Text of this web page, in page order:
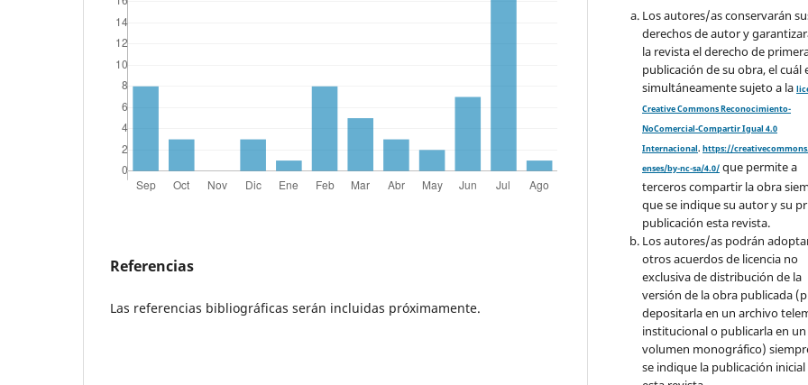
Referencias
Las referencias bibliográficas serán incluidas próximamente.
Los autores/as conservarán
derechos de autor y
la revista el derecho de
publicación de su obra, el cuál
simultáneamente sujeto a la
Creative Commons Reconocimiento-
NoComercial-Compartir Igual 4.0
Internacional.https://
enses/by-nc-sa/4.0/ que permite a
terceros compartir la obra
que se indique su autor y su
publicación esta revista.
Los autores/as podrán
otros acuerdos de licencia no
exclusiva de distribución de la
versión de la obra publicada
depositarla en un archivo
institucional o publicarla en un
volumen monográfico)
se indique la publicación inicial